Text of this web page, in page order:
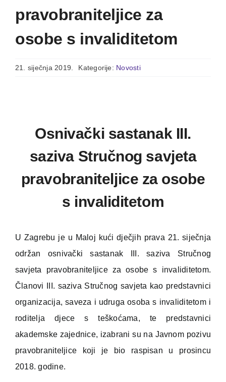
pravobraniteljice za
osobe s invaliditetom
21. siječnja 2019. Kategorije: Novosti
Osnivački sastanak III.
saziva Stručnog savjeta
pravobraniteljice za osobe
s invaliditetom
U Zagrebu je u Maloj kući dječjih prava 21. siječnja
održan osnivački sastanak III. saziva Stručnog
savjeta pravobraniteljice za osobe s invaliditetom.
Članovi III. saziva Stručnog savjeta kao predstavnici
organizacija, saveza i udruga osoba s invaliditetom i
roditelja djece s teškoćama, te predstavnici
akademske zajednice, izabrani su na Javnom pozivu
pravobraniteljice koji je bio raspisan u prosincu
2018. godine.